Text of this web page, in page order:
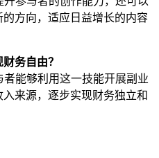
方向，适应日益增长的内容
务自由？
能够利用这一技能开展副业
来源，逐步实现财务独立和